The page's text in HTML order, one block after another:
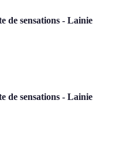
de sensations - Lainie
de sensations - Lainie